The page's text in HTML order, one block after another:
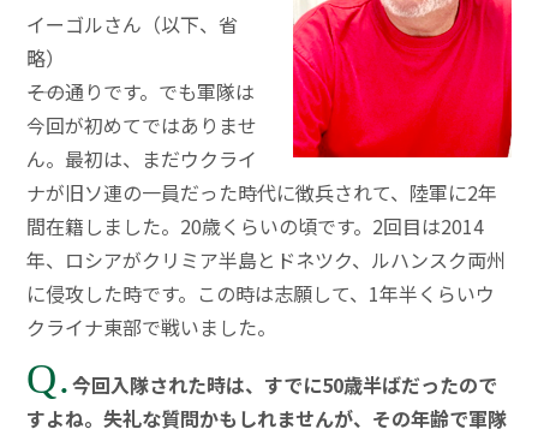
イーゴルさん（以下、省
略）
――その通りです。でも軍隊は
今回が初めてではありませ
ん。最初は、まだウクライ
ナが旧ソ連の一員だった時代に徴兵されて、陸軍に2年
間在籍しました。20歳くらいの頃です。2回目は2014
年、ロシアがクリミア半島とドネツク、ルハンスク両州
に侵攻した時です。この時は志願して、1年半くらいウ
クライナ東部で戦いました。
Q.今回入隊された時は、すでに50歳半ばだったので
すよね。失礼な質問かもしれませんが、その年齢で軍隊